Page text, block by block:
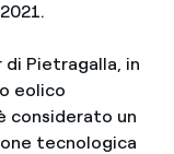
di Pietragalla, in
eolico
considerato un
tecnologica